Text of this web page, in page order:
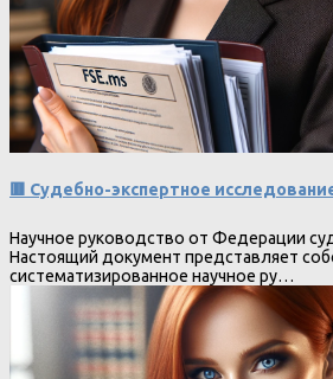
🟥 Судебно-экспертное
Научное руководство от Федерации
Настоящий документ представляет
систематизированное научное ру…